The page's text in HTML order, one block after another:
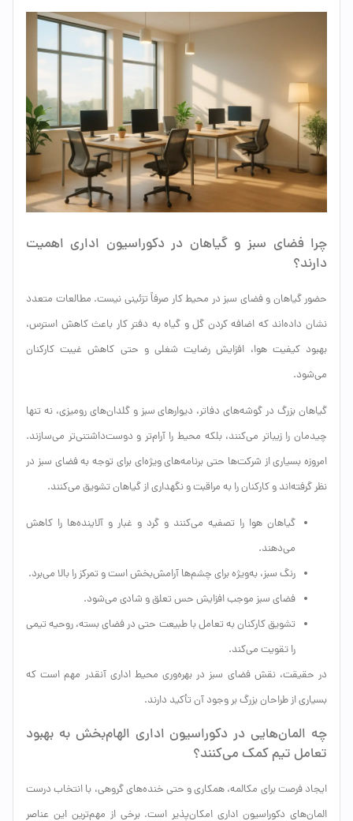
چرا فضای سبز و گیاهان در دکوراسیون اداری اهمیت
دارند؟
حضور گیاهان و فضای سبز در محیط کار صرفاً تزئینی نیست. مطالعات متعدد
نشان داده‌اند که اضافه کردن گل و گیاه به دفتر کار باعث کاهش استرس،
بهبود کیفیت هوا، افزایش رضایت شغلی و حتی کاهش غیبت کارکنان
می‌شود.
گیاهان بزرگ در گوشه‌های دفاتر، دیوارهای سبز و گلدان‌های رومیزی، نه تنها
چیدمان را زیباتر می‌کنند، بلکه محیط را آرام‌تر و دوست‌داشتنی‌تر می‌سازند.
امروزه بسیاری از شرکت‌ها حتی برنامه‌های ویژه‌ای برای توجه به فضای سبز در
نظر گرفته‌اند و کارکنان را به مراقبت و نگهداری از گیاهان تشویق می‌کنند.
گیاهان هوا را تصفیه می‌کنند و گرد و غبار و آلاینده‌ها را کاهش
می‌دهند.
رنگ سبز، به‌ویژه برای چشم‌ها آرامش‌بخش است و تمرکز را بالا می‌برد.
فضای سبز موجب افزایش حس تعلق و شادی می‌شود.
تشویق کارکنان به تعامل با طبیعت حتی در فضای بسته، روحیه تیمی
را تقویت می‌کند.
در حقیقت، نقش فضای سبز در بهره‌وری محیط اداری آنقدر مهم است که
بسیاری از طراحان بزرگ بر وجود آن تأکید دارند.
چه المان‌هایی در دکوراسیون اداری الهام‌بخش به بهبود
تعامل تیم کمک می‌کنند؟
ایجاد فرصت برای مکالمه، همکاری و حتی خنده‌های گروهی، با انتخاب درست
المان‌های دکوراسیون اداری امکان‌پذیر است. برخی از مهم‌ترین این عناصر